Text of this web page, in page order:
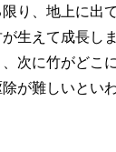
り、地上に出
生えて成長し
次に竹がどこ
が難しいとい